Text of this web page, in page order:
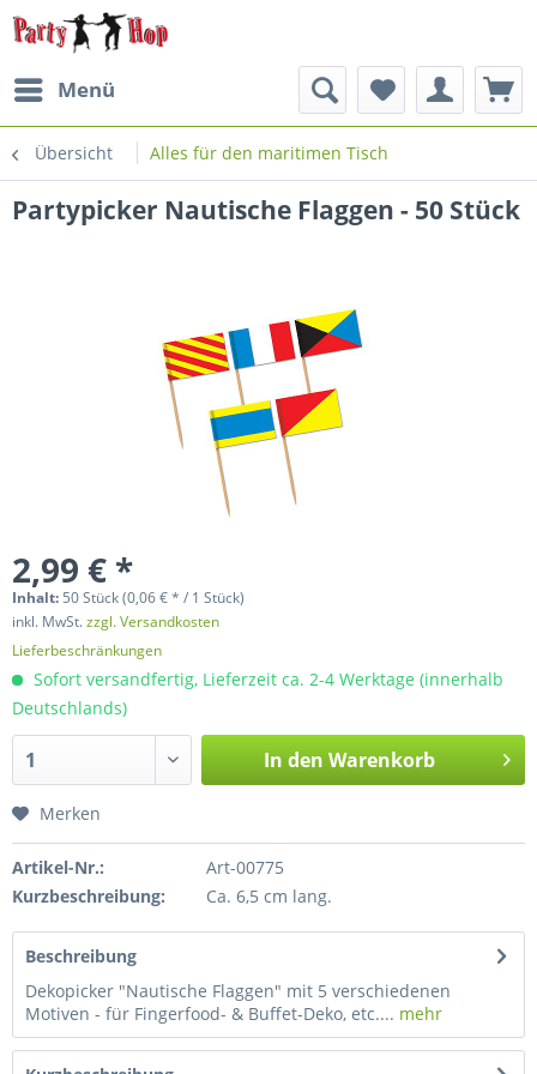
Menü
Übersicht Alles für den maritimen Tisch
Partypicker Nautische Flaggen - 50 Stück
2,99 € *
Inhalt: 50 Stück (0,06 € * / 1 Stück)
inkl. MwSt.zzgl. Versandkosten
Lieferbeschränkungen
Sofort versandfertig, Lieferzeit ca. 2-4 Werktage (innerhalb
Deutschlands)
In den Warenkorb
Merken
Artikel-Nr.:
Art-00775
Kurzbeschreibung:
Ca. 6,5 cm lang.
Beschreibung
Dekopicker "Nautische Flaggen" mit 5 verschiedenen
Motiven - für Fingerfood- & Buffet-Deko, etc.... mehr